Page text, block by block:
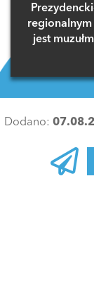
regionalnym
jest
Dodano: